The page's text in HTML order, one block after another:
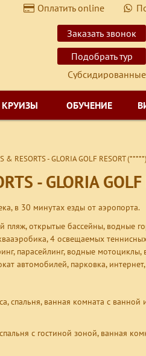
Оплатить online
Заказать звонок
Подобрать тур
Субсидированные
КРУИЗЫ ОБУЧЕНИЕ
& RESORTS - GLORIA GOLF RESORT (*****)
- GLORIA
в 30 минутах езды от аэропорта.
открытые бассейны, водные
4 освещаемых
парасейлинг, водные
автомобилей, парковка,
спальня, ванная комната с
с гостиной зоной, ванная